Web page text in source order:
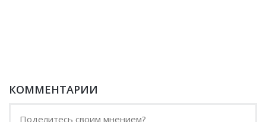
КОММЕНТАРИИ